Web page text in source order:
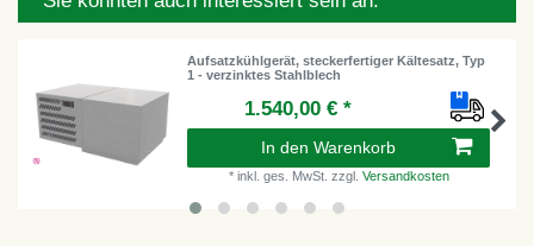
Aufsatzkühlgerät, steckerfertiger Kältesatz, Typ
1 - verzinktes Stahlblech
1.540,00 € *
In den Warenkorb
* inkl. ges. MwSt. zzgl. Versandkosten